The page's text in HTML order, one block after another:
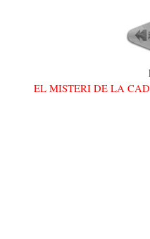
EL MISTERI DE LA